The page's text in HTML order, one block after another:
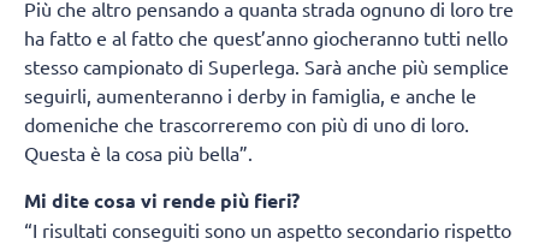
Più che altro pensando a quanta strada ognuno di loro tre
ha fatto e al fatto che quest’anno giocheranno tutti nello
stesso campionato di Superlega. Sarà anche più semplice
seguirli, aumenteranno i derby in famiglia, e anche le
domeniche che trascorreremo con più di uno di loro.
Questa è la cosa più bella”.
Mi dite cosa vi rende più fieri?
“I risultati conseguiti sono un aspetto secondario rispetto